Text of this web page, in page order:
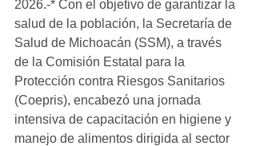
2026.-* Con el objetivo de garantizar la
salud de la población, la Secretaría de
Salud de Michoacán (SSM), a través
de la Comisión Estatal para la
Protección contra Riesgos Sanitarios
(Coepris), encabezó una jornada
intensiva de capacitación en higiene y
manejo de alimentos dirigida al sector